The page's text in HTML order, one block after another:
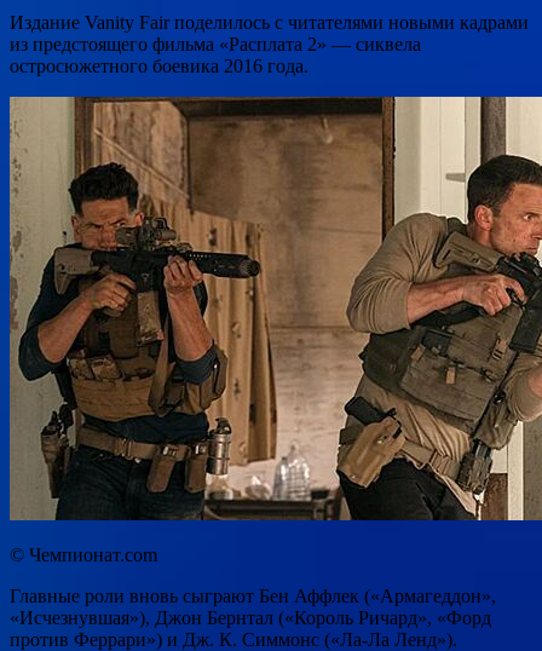
Издание Vanity Fair поделилось с читателями новыми кадрами
из предстоящего фильма «Расплата 2» — сиквела
остросюжетного боевика 2016 года.
© Чемпионат.com
Главные роли вновь сыграют Бен Аффлек («Армагеддон»,
«Исчезнувшая»), Джон Бернтал («Король Ричард», «Форд
против Феррари») и Дж. К. Симмонс («Ла-Ла Ленд»).